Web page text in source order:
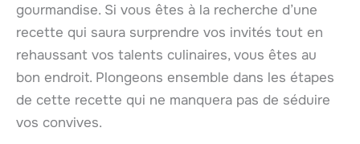
gourmandise. Si vous êtes à la recherche d’une
recette qui saura surprendre vos invités tout en
rehaussant vos talents culinaires, vous êtes au
bon endroit. Plongeons ensemble dans les étapes
de cette recette qui ne manquera pas de séduire
vos convives.